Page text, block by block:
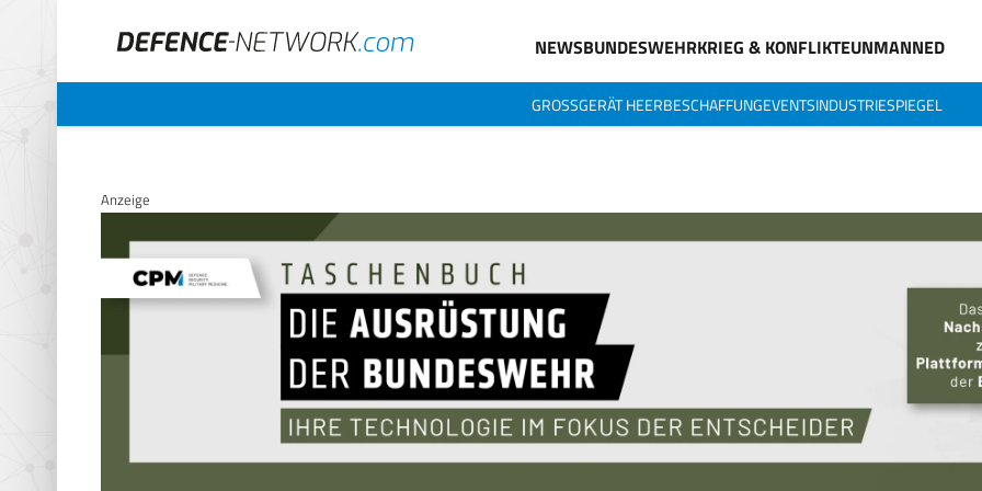
NEWSBUNDESWEHRKRIEG & KONFLIKTEUNMANNED
GROSSGERÄT HEERBESCHAFFUNGEVENTSINDUSTRIESPIEGEL
Anzeige